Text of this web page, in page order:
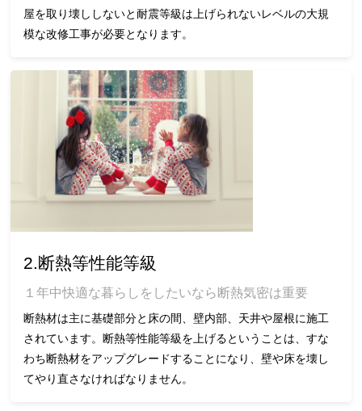
屋を取り壊ししないと耐震等級は上げられないレベルの大規
模な改修工事が必要となります。
2.断熱等性能等級
１年中快適な暮らしをしたいなら断熱気密は重要
断熱材は主に基礎部分と床の間、壁内部、天井や屋根に施工
されています。断熱等性能等級を上げるということは、すな
わち断熱材をアップグレードすることになり、壁や床を壊し
てやり直さなければなりません。